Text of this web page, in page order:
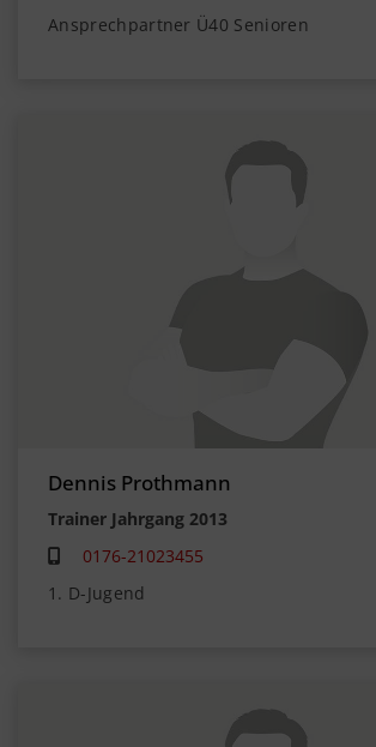
Ansprechpartner Ü40 Senioren
Dennis Prothmann
Trainer Jahrgang 2013
0176-21023455
1. D-Jugend